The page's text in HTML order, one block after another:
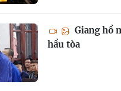
Giang hồ
hầu tòa